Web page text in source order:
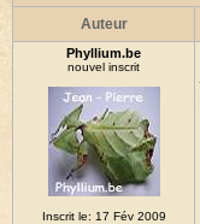
Auteur
Phyllium.be
nouvel inscrit
Inscrit le: 17 Fév 2009